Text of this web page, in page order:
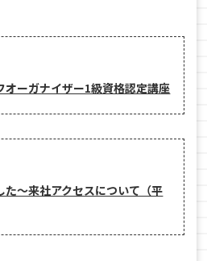
オーガナイザー1級資格認定講座
〜来社アクセスについて（平